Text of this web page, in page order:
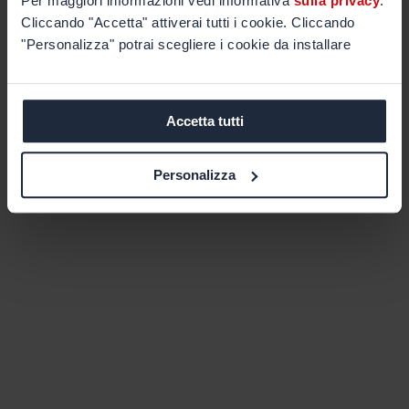
Cliccando "Accetta" attiverai tutti i cookie. Cliccando
"Personalizza" potrai scegliere i cookie da installare
Accetta tutti
Personalizza